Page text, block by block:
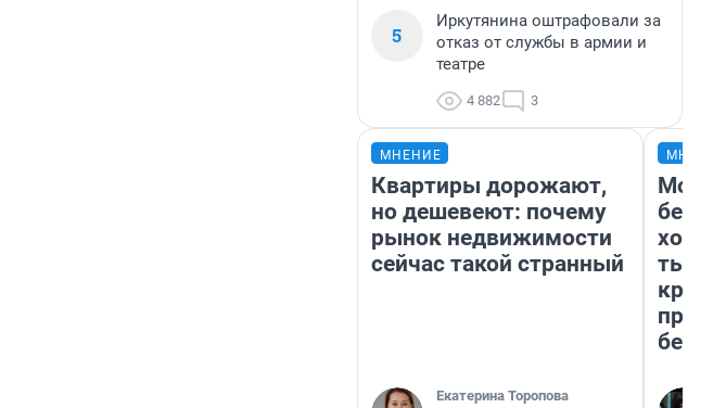
5
Иркутянина оштрафовали за
отказ от службы в армии и
театре
4 882 3
МНЕНИЕ
Квартиры дорожают,
но дешевеют: почему
рынок недвижимости
сейчас такой странный
Екатерина Торопова
Мой